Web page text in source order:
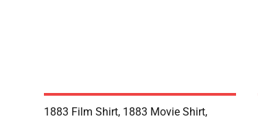
1883 Film Shirt, 1883 Movie Shirt,